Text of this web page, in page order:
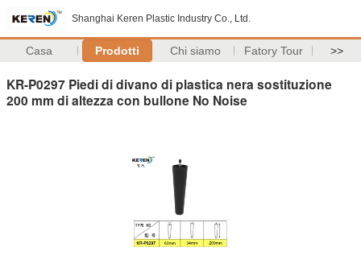
Shanghai Keren Plastic Industry Co., Ltd.
Casa Prodotti Chi siamo Fatory Tour >>
KR-P0297 Piedi di divano di plastica nera sostituzione
200 mm di altezza con bullone No Noise